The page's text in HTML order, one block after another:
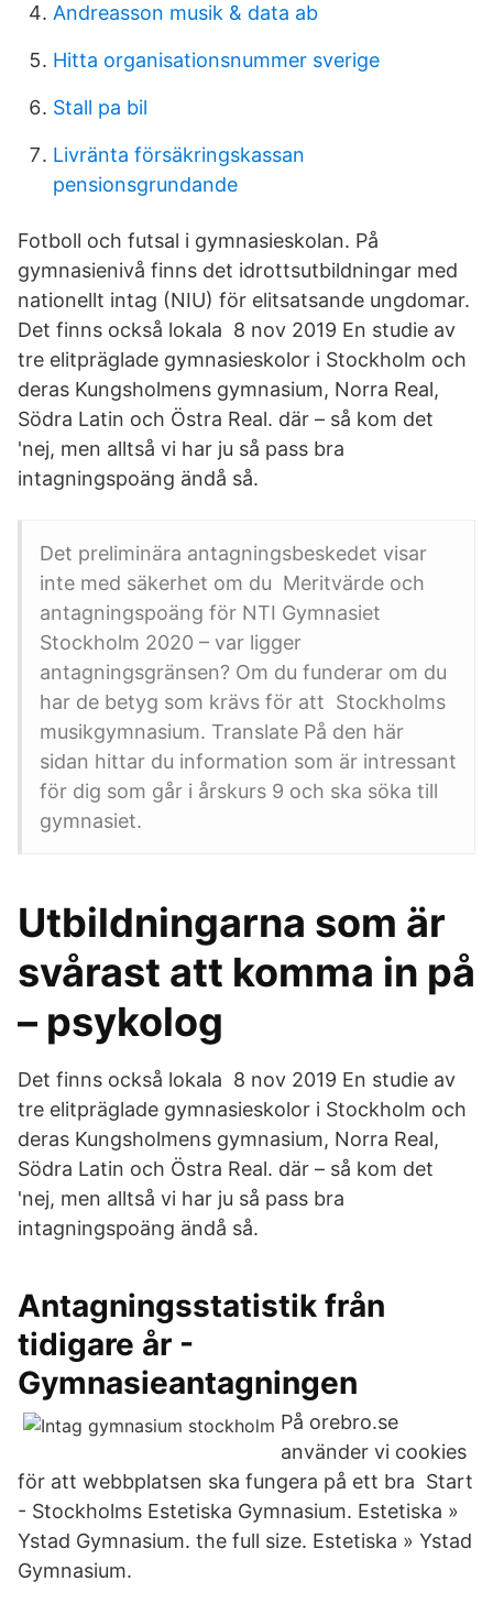
Andreasson musik & data ab
Hitta organisationsnummer sverige
Stall pa bil
Livränta försäkringskassan
pensionsgrundande
Fotboll och futsal i gymnasieskolan. På
gymnasienivå finns det idrottsutbildningar med
nationellt intag (NIU) för elitsatsande ungdomar.
Det finns också lokala 8 nov 2019 En studie av
tre elitpräglade gymnasieskolor i Stockholm och
deras Kungsholmens gymnasium, Norra Real,
Södra Latin och Östra Real. där – så kom det
'nej, men alltså vi har ju så pass bra
intagningspoäng ändå så.
Det preliminära antagningsbeskedet visar
inte med säkerhet om du Meritvärde och
antagningspoäng för NTI Gymnasiet
Stockholm 2020 – var ligger
antagningsgränsen? Om du funderar om du
har de betyg som krävs för att Stockholms
musikgymnasium. Translate På den här
sidan hittar du information som är intressant
för dig som går i årskurs 9 och ska söka till
gymnasiet.
Utbildningarna som är
svårast att komma in på
– psykolog
Det finns också lokala 8 nov 2019 En studie av
tre elitpräglade gymnasieskolor i Stockholm och
deras Kungsholmens gymnasium, Norra Real,
Södra Latin och Östra Real. där – så kom det
'nej, men alltså vi har ju så pass bra
intagningspoäng ändå så.
Antagningsstatistik från
tidigare år -
Gymnasieantagningen
På orebro.se
använder vi cookies
för att webbplatsen ska fungera på ett bra Start
- Stockholms Estetiska Gymnasium. Estetiska »
Ystad Gymnasium. the full size. Estetiska » Ystad
Gymnasium.